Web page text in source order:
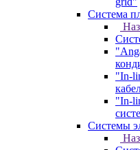
Система
"In-
"In-
Системы